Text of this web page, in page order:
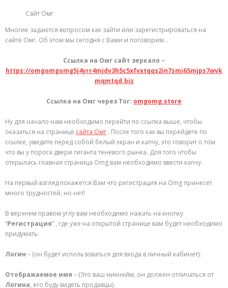
Сайт Омг
Многие задаются вопросом как зайти или зарегистрироваться на
сайте Омг. Об этом мы сегодня с Вами и поговорим…
Ссылка на Омг сайт зеркало –
https://omgomgomg5j4yrr4mjdv3h5c5xfvxtqqs2in7smi65mjps7wvk
mqmtqd.biz
Ссылка на Омг через Tor: omgomg.store
Ну для начало нам необходимо перейти по ссылка выше, чтобы
оказаться на странице сайта Омг . После того как вы перейдете по
ссылке, увидите перед собой белый экран и капчу, это говорит о том
что вы у порога двери гиганта теневого рынка. Для того чтобы
открылась главная страница Omg вам необходимо ввести капчу.
На первый взгляд покажется Вам что регистрация на Omg принесет
много трудностей, но нет!
В верхнем правом углу вам необходимо нажать на кнопку
“Регистрация” , где уже на открытой странице вам будет необходимо
придумать:
Логин – (он будет использоваться для входа в личный кабинет).
Отображаемое имя – (Это ваш никнейм, он должен отличаться от
Логина, его буду видеть продавцы).